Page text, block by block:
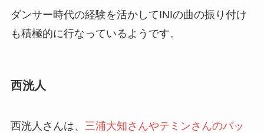
ダンサー時代の経験を活かしてINIの曲の振り付け
も積極的に行なっているようです。
西洸人
西洸人さんは、 三浦大知さんやテミンさんのバッ